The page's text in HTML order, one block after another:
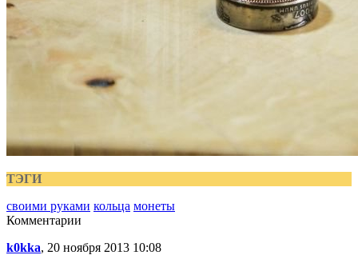
ТЭГИ
своими руками кольца монеты
Комментарии
k0kka, 20 ноября 2013 10:08